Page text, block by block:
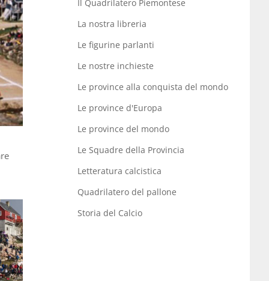
Il Quadrilatero Piemontese
La nostra libreria
Le figurine parlanti
Le nostre inchieste
Le province alla conquista del mondo
Le province d'Europa
Le province del mondo
Le Squadre della Provincia
Letteratura calcistica
Quadrilatero del pallone
Storia del Calcio